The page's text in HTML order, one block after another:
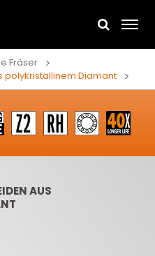
Fräser
polykristallinem Diamant
AUS